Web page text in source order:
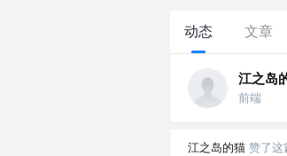
动态 文章
江之岛
前端
江之岛的猫 赞了这